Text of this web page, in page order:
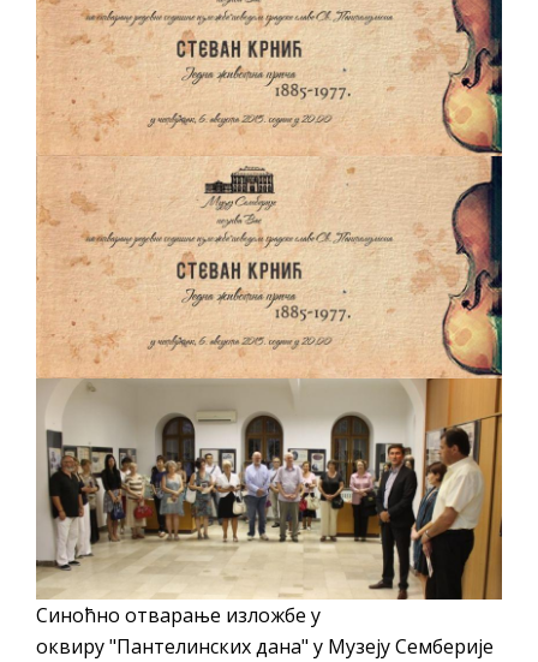
ПРЕЛИМИНАРНA РАНГ ЛИСТA
КАНДИДАТА КОЈИ СУ ОСТВАРИЛИ ПРАВО
НА ГРАДСКИ МЈЕСЕЧНИ БОРАЧКИ
ДОДАТАК ЗА ДЕМОБИЛИСАНЕ БОРЦЕ
ВОЈСКЕ РЕПУБЛИКЕ СРПСКЕ У СТАЊУ
СОЦИЈАЛНЕ ПОТРЕБЕ
Oд 27. јула пријем захтјева за новчану
помоћ за набавку школског прибора
основцима
Обрасци захтјева за регресирано
гориво доступни од 13. марта до 15.
новембра
Захтјев за издавање ПОНОСНЕ КАРТИЦЕ
Обавјештење о забрани саобраћаја 6. и
7. августа
Обавјештење за предузетника - Вера
Ујић
Синоћно отварање изложбе у
оквиру "Пантелинских дана" у Музеју Семберије